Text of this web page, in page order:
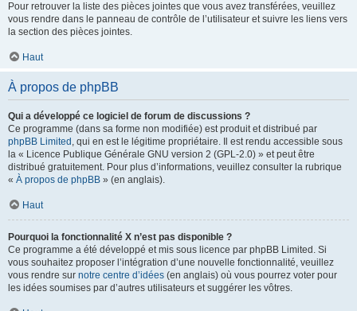
Pour retrouver la liste des pièces jointes que vous avez transférées, veuillez
vous rendre dans le panneau de contrôle de l’utilisateur et suivre les liens vers
la section des pièces jointes.
Haut
À propos de phpBB
Qui a développé ce logiciel de forum de discussions ?
Ce programme (dans sa forme non modifiée) est produit et distribué par
phpBB Limited , qui en est le légitime propriétaire. Il est rendu accessible sous
la « Licence Publique Générale GNU version 2 (GPL-2.0) » et peut être
distribué gratuitement. Pour plus d’informations, veuillez consulter la rubrique
« À propos de phpBB » (en anglais).
Haut
Pourquoi la fonctionnalité X n’est pas disponible ?
Ce programme a été développé et mis sous licence par phpBB Limited. Si
vous souhaitez proposer l’intégration d’une nouvelle fonctionnalité, veuillez
vous rendre sur notre centre d’idées (en anglais) où vous pourrez voter pour
les idées soumises par d’autres utilisateurs et suggérer les vôtres.